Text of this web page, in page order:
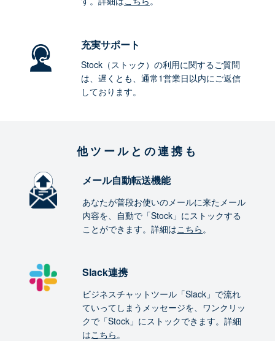
充実サポート
Stock（ストック）の利用に関するご質問
は、遅くとも、通常1営業日以内にご返信
しております。
他ツールとの連携も
メール自動転送機能
あなたが普段お使いのメールに来たメール
内容を、自動で「Stock」にストックする
ことができます。詳細はこちら 。
Slack連携
ビジネスチャットツール「Slack」で流れ
ていってしまうメッセージを、ワンクリッ
クで「Stock」にストックできます。詳細
はこちら 。